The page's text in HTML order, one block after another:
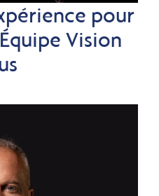
pour
Vision